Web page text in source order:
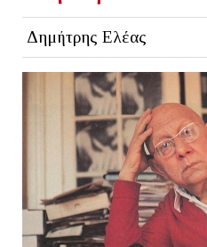
Δημήτρης Ελέας